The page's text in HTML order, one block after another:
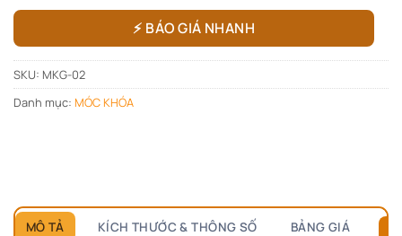
⚡ BÁO GIÁ NHANH
SKU: MKG-02
Danh mục: MÓC KHÓA
MÔ TẢ KÍCH THƯỚC & THÔNG SỐ BẢNG GIÁ